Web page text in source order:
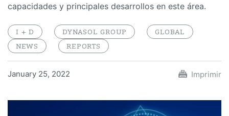
capacidades y principales desarrollos en este área.
I + D DYNASOL GROUP
GLOBAL
NEWS
REPORTS
January 25, 2022 Imprimir